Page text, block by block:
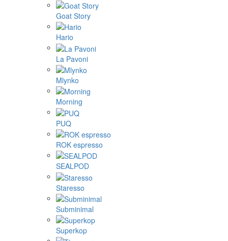
Goat Story
Hario
La Pavoni
Mlynko
Morning
PUQ
ROK espresso
SEALPOD
Staresso
Subminimal
Superkop